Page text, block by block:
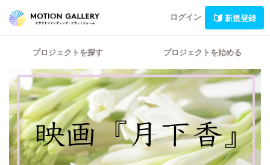
ログイン 新規登録
プロジェクトを探す プロジェクトを始める